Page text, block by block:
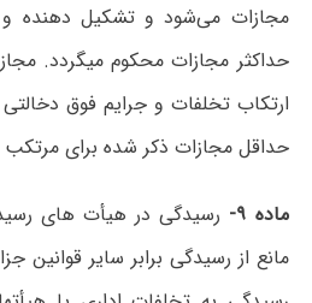
مجازات می‌شود و تشکیل دهنده و
حداکثر مجازات محکوم میگردد.
ارتکاب تخلفات و جرایم فوق
حداقل مجازات ذکر شده برای مرتکب
ماده ۹-
رسیدگی در هیأت های
مانع از رسیدگی برابر سایر قوانین